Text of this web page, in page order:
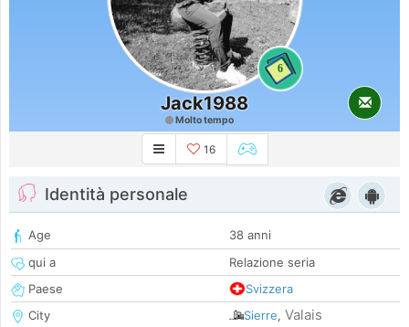
6
Jack1988
Molto tempo
16
Identità personale
Age
38 anni
qui a
Relazione seria
Paese
Svizzera
City
Sierre, Valais